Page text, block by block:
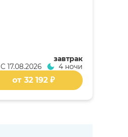
завтрак
С 17.08.2026 4 ночи
от 32 192 ₽